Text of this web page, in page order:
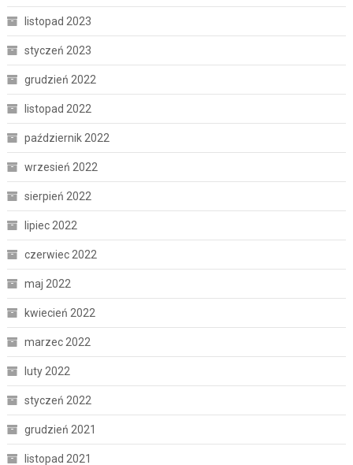
listopad 2023
styczeń 2023
grudzień 2022
listopad 2022
październik 2022
wrzesień 2022
sierpień 2022
lipiec 2022
czerwiec 2022
maj 2022
kwiecień 2022
marzec 2022
luty 2022
styczeń 2022
grudzień 2021
listopad 2021